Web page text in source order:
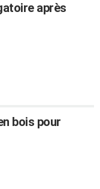
après
bois pour